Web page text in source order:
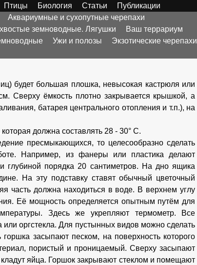
Птицы Биология Статьи
Публикации
Аквариумные и сухопутные черепахи
земноводные. Лягушки
Ваш террариум
Ужи и полозы
Экзотические черепахи
будет большая плошка, невысокая кастрюля или
Сверху ёмкость плотно закрывается крышкой, а
батарея центрального отопления и т.п.), на
должна составлять 28 - 30° С.
пресмыкающихся, то целесообразно сделать
Например, из фанеры или пластика делают
порядка 20 сантиметров. На дно ящика
На эту подставку ставят обычный цветочный
часть должна находиться в воде. В верхнем углу
Её мощность определяется опытным путём для
Здесь же укрепляют термометр. Все
оргстекла. Для пустынных видов можно сделать
засыпают песком, на поверхность которого
пористый и проницаемый. Сверху засыпают
яйца. Горшок закрывают стеклом и помещают